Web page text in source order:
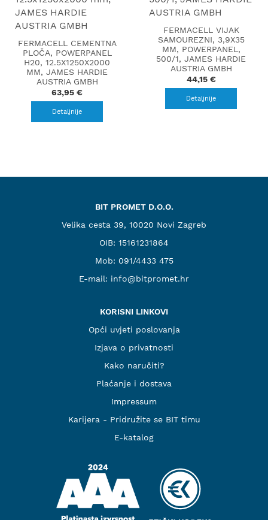
FERMACELL CEMENTNA
PLOČA, POWERPANEL
H20, 12.5X1250X2000
MM, JAMES HARDIE
AUSTRIA GMBH
63,95 €
Detaljnije
FERMACELL VIJAK
SAMOUREZNI, 3,9X35
MM, POWERPANEL,
500/1, JAMES HARDIE
AUSTRIA GMBH
44,15 €
Detaljnije
BIT PROMET D.O.O.
Velika cesta 39, 10020 Novi Zagreb
OIB: 15161231864
Mob: 091/4433 475
E-mail: info@bitpromet.hr
KORISNI LINKOVI
Opći uvjeti poslovanja
Izjava o privatnosti
Kako naručiti?
Plaćanje i dostava
Impressum
Karijera - Pridružite se BIT timu
E-katalog